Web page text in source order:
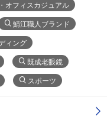
オフィスカジュアル
鯖江職人ブランド
ィング
既成老眼鏡
スポーツ